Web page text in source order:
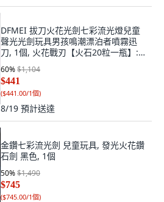
DFMEI 拔刀火花光劍七彩流光燈兒童
聲光光劍玩具男孩鳴潮漂泊者噴霧迅
刀, 1個, 火花戰刃【火石20粒一瓶】:
60%$1,104
$441
($441.00/1個)
8/19 預計送達
金鑽七彩流光劍 兒童玩具, 發光火花鑽
石劍 黑色, 1個
50%$1,490
$745
($745.00/1個)